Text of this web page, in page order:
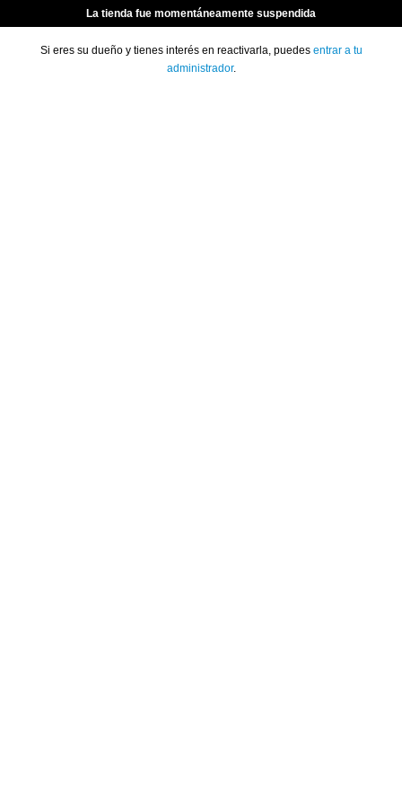
La tienda fue momentáneamente suspendida
Si eres su dueño y tienes interés en reactivarla, puedes entrar a tu
administrador.